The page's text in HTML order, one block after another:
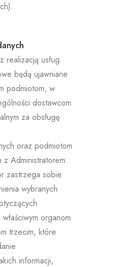
realizacją usług
będą ujawniane
podmiotom, w
dostawcom
za obsługę
oraz podmiotom
z Administratorem.
zastrzega sobie
wybranych
organom
trzecim, które
informacji,